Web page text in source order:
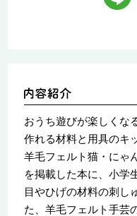
おうち遊びが楽しくな
作れる材料と用具のキ
羊毛フェルト猫・にゃ
を掲載した本に、小学
目やひげの材料の刺し
た、羊毛フェルト手芸